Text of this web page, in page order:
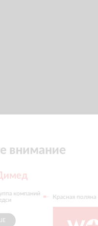
внимание
компаний
Красная поляна